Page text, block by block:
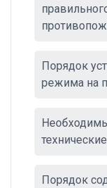
Порядок
режима на
Порядок